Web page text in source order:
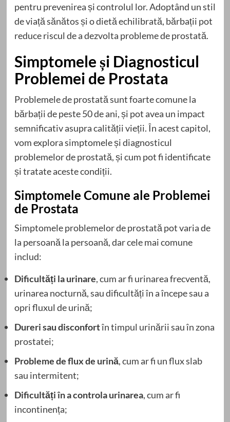
pentru prevenirea și controlul lor. Adoptând un stil
de viață sănătos și o dietă echilibrată, bărbații pot
reduce riscul de a dezvolta probleme de prostată.
Simptomele și Diagnosticul
Problemei de Prostata
Problemele de prostată sunt foarte comune la
bărbații de peste 50 de ani, și pot avea un impact
semnificativ asupra calității vieții. În acest capitol,
vom explora simptomele și diagnosticul
problemelor de prostată, și cum pot fi identificate
și tratate aceste condiții.
Simptomele Comune ale Problemei
de Prostata
Simptomele problemelor de prostată pot varia de
la persoană la persoană, dar cele mai comune
includ:
Dificultăți la urinare, cum ar fi urinarea frecventă,
urinarea nocturnă, sau dificultăți în a începe sau a
opri fluxul de urină;
Dureri sau disconfortîn timpul urinării sau în zona
prostatei;
Probleme de flux de urină, cum ar fi un flux slab
sau intermitent;
Dificultăți în a controla urinarea, cum ar fi
incontinența;